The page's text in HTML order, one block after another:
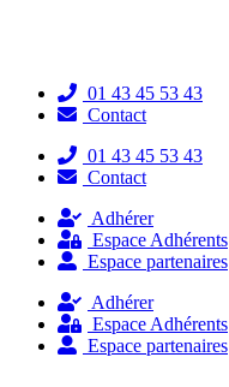
01 43 45 53 43
Contact
01 43 45 53 43
Contact
Adhérer
Espace Adhérents
Espace partenaires
Adhérer
Espace Adhérents
Espace partenaires